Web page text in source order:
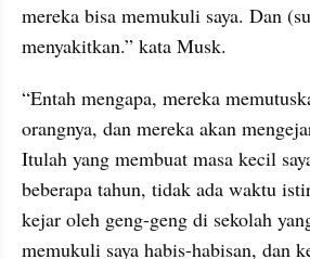
mereka bisa memukuli saya. Dan
menyakitkan.” kata Musk.
“Entah mengapa, mereka
orangnya, dan mereka akan
Itulah yang membuat masa kecil
beberapa tahun, tidak ada waktu
kejar oleh geng-geng di sekolah
memukuli saya habis-habisan, dan